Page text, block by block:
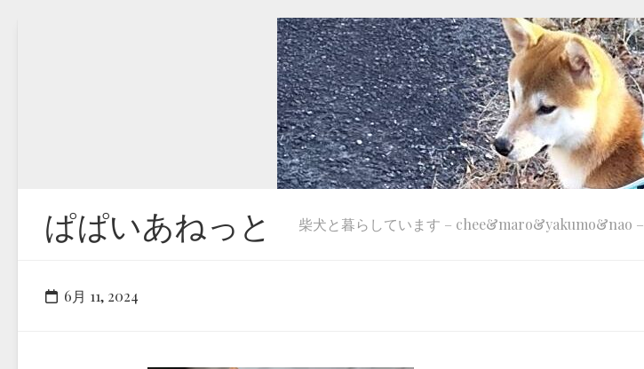
ぱぱいあねっと 柴犬と暮らしています – chee&maro&yakumo&nao –
6月 11, 2024